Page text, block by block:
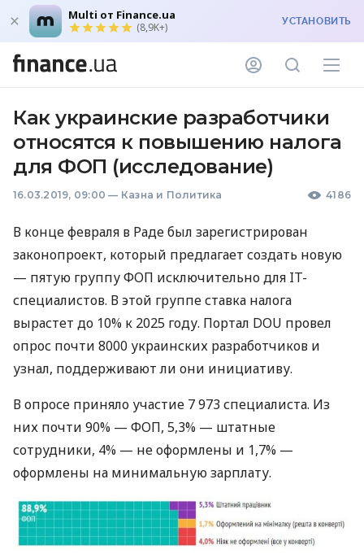
Multi от Finance.ua
(8,9K+) УСТАНОВИТЬ
Как украинские разработчики
относятся к повышению налога
для ФОП (исследование)
16.03.2019, 09:00 — Казна и Политика 4186
В конце февраля в Раде был зарегистрирован
законопроект, который предлагает создать новую
— пятую группуФОП исключительно для IT-
специалистов. В этой группе ставка налога
вырастет до 10% к 2025 году. Портал DOU провел
опрос почти 8000 украинских разработчиков и
узнал, поддерживают ли они инициативу.
В опросе приняло участие 7 973 специалиста. Из
них почти 90% — ФОП, 5,3% — штатные
сотрудники, 4% — не оформлены и 1,7% —
оформлены на минимальную зарплату.